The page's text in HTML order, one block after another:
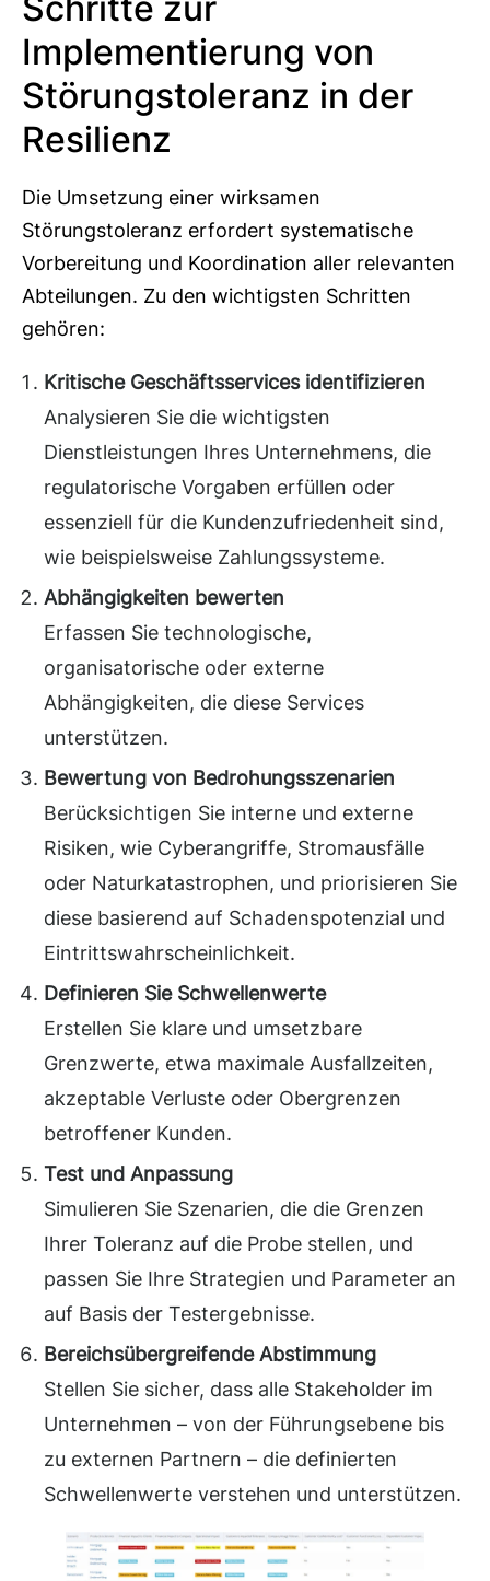
Schritte zur
Implementierung von
Störungstoleranz in der
Resilienz
Die Umsetzung einer wirksamen
Störungstoleranz erfordert systematische
Vorbereitung und Koordination aller relevanten
Abteilungen. Zu den wichtigsten Schritten
gehören:
Kritische Geschäftsservices identifizieren
Analysieren Sie die wichtigsten
Dienstleistungen Ihres Unternehmens, die
regulatorische Vorgaben erfüllen oder
essenziell für die Kundenzufriedenheit sind,
wie beispielsweise Zahlungssysteme.
Abhängigkeiten bewerten
Erfassen Sie technologische,
organisatorische oder externe
Abhängigkeiten, die diese Services
unterstützen.
Bewertung von Bedrohungsszenarien
Berücksichtigen Sie interne und externe
Risiken, wie Cyberangriffe, Stromausfälle
oder Naturkatastrophen, und priorisieren Sie
diese basierend auf Schadenspotenzial und
Eintrittswahrscheinlichkeit.
Definieren Sie Schwellenwerte
Erstellen Sie klare und umsetzbare
Grenzwerte, etwa maximale Ausfallzeiten,
akzeptable Verluste oder Obergrenzen
betroffener Kunden.
Test und Anpassung
Simulieren Sie Szenarien, die die Grenzen
Ihrer Toleranz auf die Probe stellen, und
passen Sie Ihre Strategien und Parameter an
auf Basis der Testergebnisse.
Bereichsübergreifende Abstimmung
Stellen Sie sicher, dass alle Stakeholder im
Unternehmen – von der Führungsebene bis
zu externen Partnern – die definierten
Schwellenwerte verstehen und unterstützen.